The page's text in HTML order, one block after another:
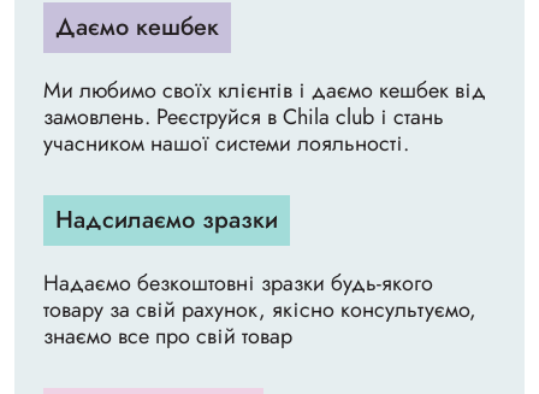
Даємо кешбек
Ми любимо своїх клієнтів і даємо кешбек від
замовлень. Реєструйся в Chila club і стань
учасником нашої системи лояльності.
Надсилаємо зразки
Надаємо безкоштовні зразки будь-якого
товару за свій рахунок, якісно консультуємо,
знаємо все про свій товар